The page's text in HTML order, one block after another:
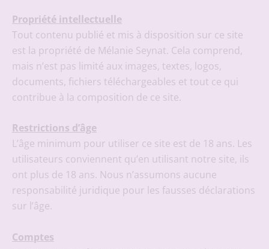
Propriété intellectuelle
Tout contenu publié et mis à disposition sur ce site
est la propriété de Mélanie Seynat. Cela comprend,
mais n’est pas limité aux images, textes, logos,
documents, fichiers téléchargeables et tout ce qui
contribue à la composition de ce site.
Restrictions d’âge
L’âge minimum pour utiliser ce site est de 18 ans. Les
utilisateurs conviennent qu’en utilisant notre site, ils
ont plus de 18 ans. Nous n’assumons aucune
responsabilité juridique pour les fausses déclarations
sur l’âge.
Comptes